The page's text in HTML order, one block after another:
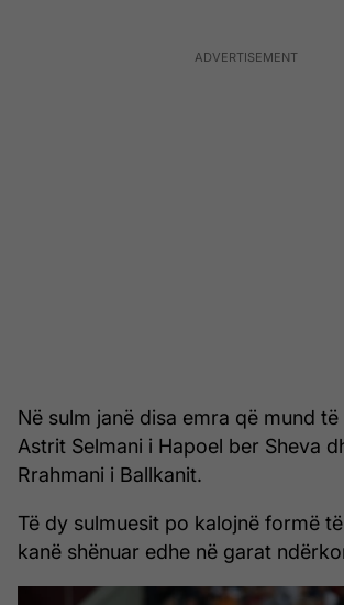
Në sulm janë disa emra që mund
Astrit Selmani i Hapoel ber Sheva
Rrahmani i Ballkanit.
Të dy sulmuesit po kalojnë formë
kanë shënuar edhe në garat